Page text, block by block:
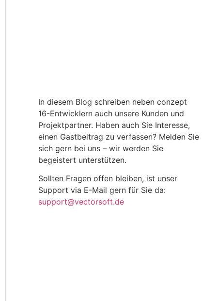
In diesem Blog schreiben neben conzept
16-Entwicklern auch unsere Kunden und
Projektpartner. Haben auch Sie Interesse,
einen Gastbeitrag zu verfassen? Melden Sie
sich gern bei uns – wir werden Sie
begeistert unterstützen.
Sollten Fragen offen bleiben, ist unser
Support via E-Mail gern für Sie da:
support@vectorsoft.de